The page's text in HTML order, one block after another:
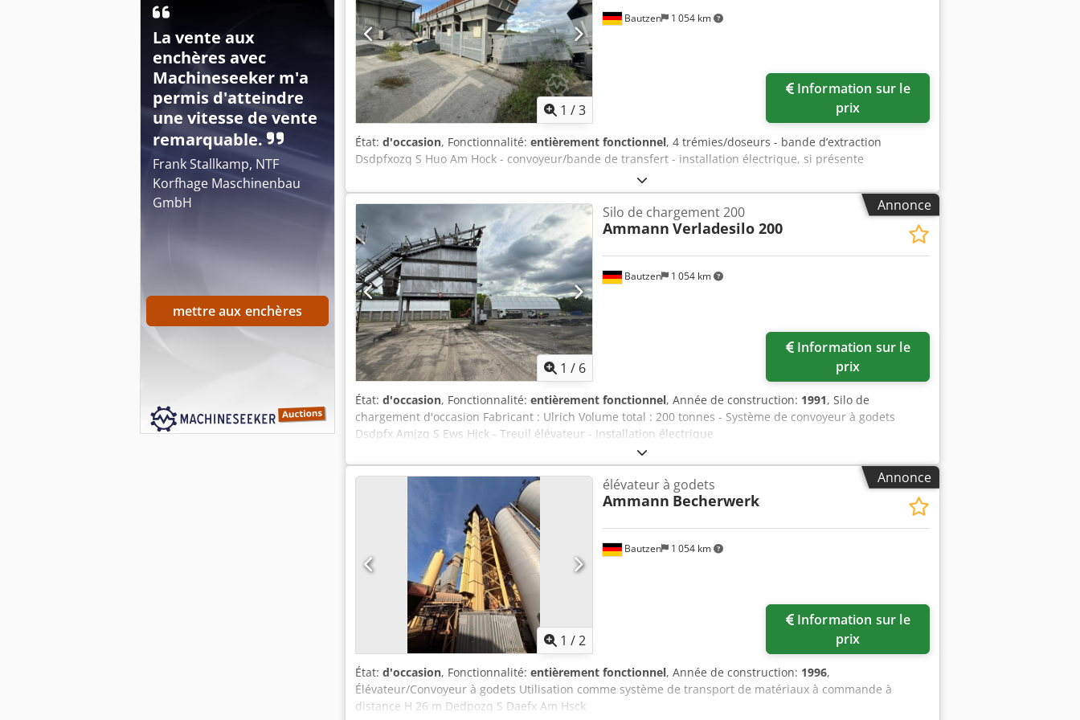
La vente aux
enchères avec
Machineseeker m'a
permis d'atteindre
une vitesse de vente
remarquable.
Frank Stallkamp, NTF
Korfhage Maschinenbau
GmbH
mettre aux enchères
1 /3
Bautzen 1 054 km
Information sur le
prix
État: d'occasion, Fonctionnalité: entièrement fonctionnel, 4 trémies/doseurs - bande d’extraction
Dsdpfxozq S Huo Am Hock - convoyeur/bande de transfert - installation électrique, si présente
Annonce
1 / 6
Bautzen 1 054 km
Silo de chargement 200
Ammann Verladesilo 200
Information sur le
prix
État: d'occasion, Fonctionnalité: entièrement fonctionnel, Année de construction: 1991, Silo de
chargement d'occasion Fabricant : Ulrich Volume total : 200 tonnes - Système de convoyeur à godets
Dsdpfx Amjzq S Ews Hjck - Treuil élévateur - Installation électrique
Annonce
Demander plus
1 /2
Bautzen 1 054 km
élévateur à godets
Ammann Becherwerk
Information sur le
prix
État: d'occasion, Fonctionnalité: entièrement fonctionnel, Année de construction: 1996,
Élévateur/Convoyeur à godets Utilisation comme système de transport de matériaux à commande à
distance H 26 m Dedpozq S Daefx Am Hsck